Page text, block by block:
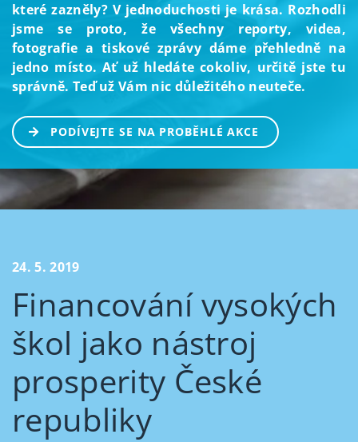
které zazněly? V jednoduchosti je krása. Rozhodli
jsme se proto, že všechny reporty, videa,
fotografie a tiskové zprávy dáme přehledně na
jedno místo. Ať už hledáte cokoliv, určitě jste tu
správně. Teď už Vám nic důležitého neuteče.
PODÍVEJTE SE NA PROBĚHLÉ AKCE
24. 5. 2019
Financování vysokých
škol jako nástroj
prosperity České
republiky